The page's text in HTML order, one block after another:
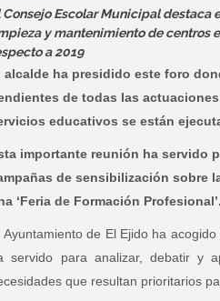
Consejo Escolar Municipal
y mantenimiento de centros
a 2019
alcalde ha presidido este foro
de todas las
educativos se están
importante reunión ha servido
de sensibilización sobre
‘Feria de Formación Profesional’.
Ayuntamiento de El Ejido ha
servido para analizar, debatir y
que resultan prioritarios